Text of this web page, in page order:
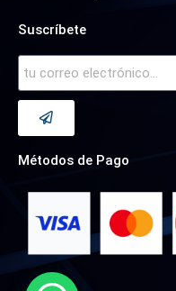
Suscríbete
Métodos de Pago